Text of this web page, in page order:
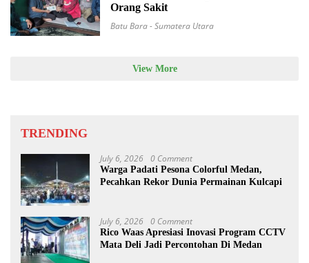
Orang Sakit
Batu Bara - Sumatera Utara
View More
TRENDING
July 6, 2026 0 Comment
Warga Padati Pesona Colorful Medan,
Pecahkan Rekor Dunia Permainan Kulcapi
July 6, 2026 0 Comment
Rico Waas Apresiasi Inovasi Program CCTV
Mata Deli Jadi Percontohan Di Medan